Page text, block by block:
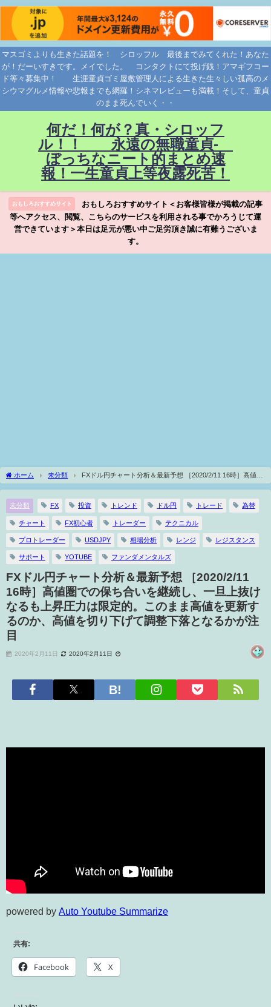
マスゴミよりも生きた話題を！ シロッフル 最後までみてくれた！あなた
が！だーいすきです。メイでした。 コンタクトにて投げ銭！アマギフコー
ド等々募集中！ 生涯童貞ゴミ屋敷管理人による生きた生々しい孤高のメ
シウマグルメ情報や悲報までも網羅！シネマレビューも満載！そして、童貞
のまま死んでいく・・
何だ！何が？真・シロッフ
ル！！ 永遠の無職童貞-
ぼっちなニート的まとめ速
報！一生童貞上等夜露死苦！
おもしろおすすめサイト
おもしろおすすめサイト＜お客様皆様が掲載の記事
等へアクセス、閲覧、こちらのサービスを利用される事でかろうじて運
営できています＞本日は足元が悪い中ご足労頂き誠に有難うございま
す。
ホーム 未分類
FXドル円チャート分析＆最新予想 ［2020/2/11 16時］高値圏
での保ち合いを継続し、一旦上抜けなるも上昇圧力は限定的。このまま高値を更新す
未分類
FX 投資 トレンド ドル円 トレード 為替
チャート FX初心者 トレーダー テクニカル
プロトレーダー USDJPY 相場分析 レンジ レジスタンス
サポート YOTUBE ファンダメンタルズ
FXドル円チャート分析＆最新予想 ［2020/2/11
16時］高値圏での保ち合いを継続し、一旦上抜け
なるも上昇圧力は限定的。このまま高値を更新す
るのか、高値を切り下げて調整下落となるかが注
目
2020年2月11日 2020年2月11日
powered by Auto Youtube Summarize
共有:
Facebook X